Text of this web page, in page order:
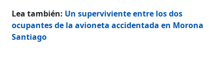
Lea también: Un superviviente entre los dos
ocupantes de la avioneta accidentada en Morona
Santiago